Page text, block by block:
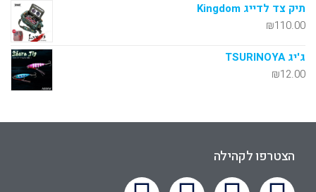
תיק צד לדייג Kingdom
₪110.00
ג'יג TSURINOYA
₪12.00
הצטרפו לקהילה